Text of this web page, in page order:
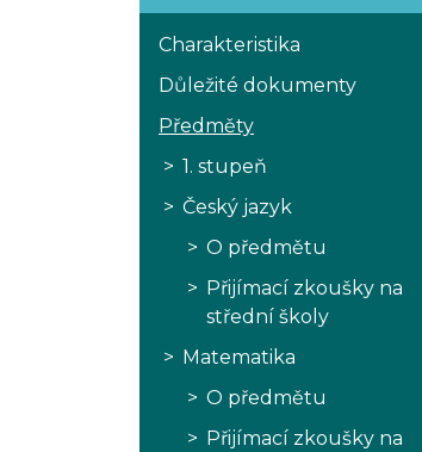
Charakteristika
Důležité dokumenty
Předměty
1. stupeň
Český jazyk
O předmětu
Přijímací zkoušky na
střední školy
Matematika
O předmětu
Přijímací zkoušky na